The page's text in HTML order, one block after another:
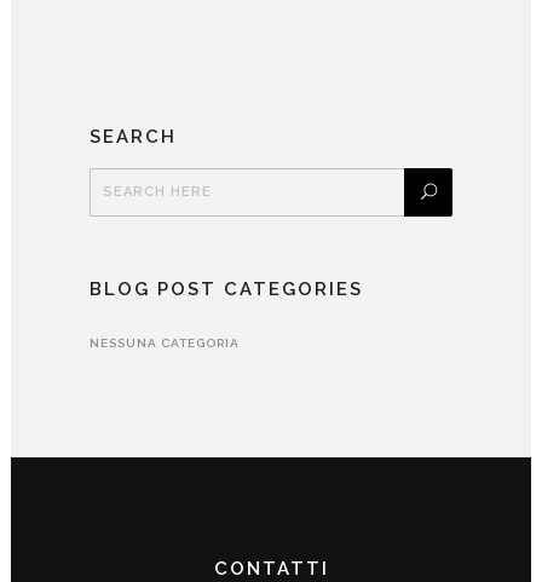
SEARCH
BLOG POST CATEGORIES
NESSUNA CATEGORIA
CONTATTI